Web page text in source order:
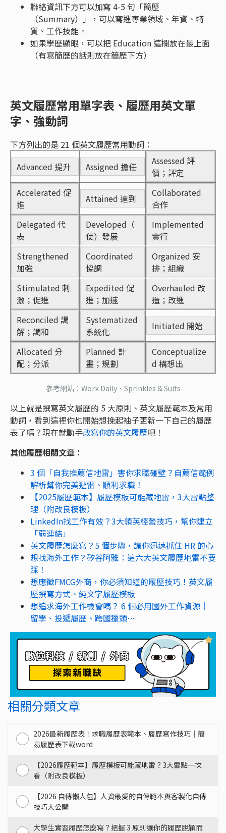
聯絡資訊下方可以加寫 4-5 句「簡歷
（Summary）」，可以寫進專業領域、年資、特
質、工作技能。
如果學歷顯眼，可以把 Education 這欄放在最上面
（有寫簡歷的話則放在簡歷下方）
英文履歷常用單字表、履歷用英文單
字、強動詞
下方列出的是 21 個英文履歷常用動詞：
Advanced 提升
Assigned 擔任
Assessed 評
價；評定
Accelerated 促
進
Attained 達到
Collaborated
合作
Delegated 代
表
Developed（
使）發展
Implemented
實行
Strengthened
加強
Coordinated
協調
Organized 安
排；組織
Stimulated 刺
激；促進
Expedited 促
進；加速
Overhauled 改
造；改進
Reconciled 調
解；調和
Systematized
系統化
Initiated 開始
Allocated 分
配；分派
Planned 計
畫；規劃
Conceptualize
d 構想出
參考網站： Work Daily、 Sprinkles & Suits
以上就是撰寫英文履歷的 5 大原則、英文履歷範本及常用
動詞，看到這裡你也開始想挽起袖子更新一下自己的履歷
表了嗎？現在就動手改寫你的英文履歷吧！
其他履歷相關文章：
3 個「自我推薦信地雷」害你求職碰壁？自薦信範例
解析幫你完美避雷、順利求職！
【2025履歷範本】履歷模板可能藏地雷，3大雷點整
理（附改良模板）
LinkedIn找工作有效？3大領英經營技巧，幫你建立
「弱連結」
英文履歷怎麼寫？5 個步驟，讓你迅速抓住 HR 的心
想找海外工作？矽谷阿雅：這六大英文履歷地雷不要
踩！
想應徵FMCG外商，你必須知道的履歷技巧！英文履
歷撰寫方式、純文字履歷模板
想追求海外工作機會嗎？ 6 個必用國外工作資源｜
留學、投遞履歷、跨國獵頭⋯
相關分類文章
2026最新履歷表！求職履歷表範本、履歷寫作技巧｜簡
易履歷表下載word
【2026履歷範本】履歷模板可能藏地雷？3大雷點一次
看（附改良模板）
【2026 自傳懶人包】人資最愛的自傳範本與客製化自傳
技巧大公開
大學生實習履歷怎麼寫？把握 3 原則讓你的履歷脫穎而